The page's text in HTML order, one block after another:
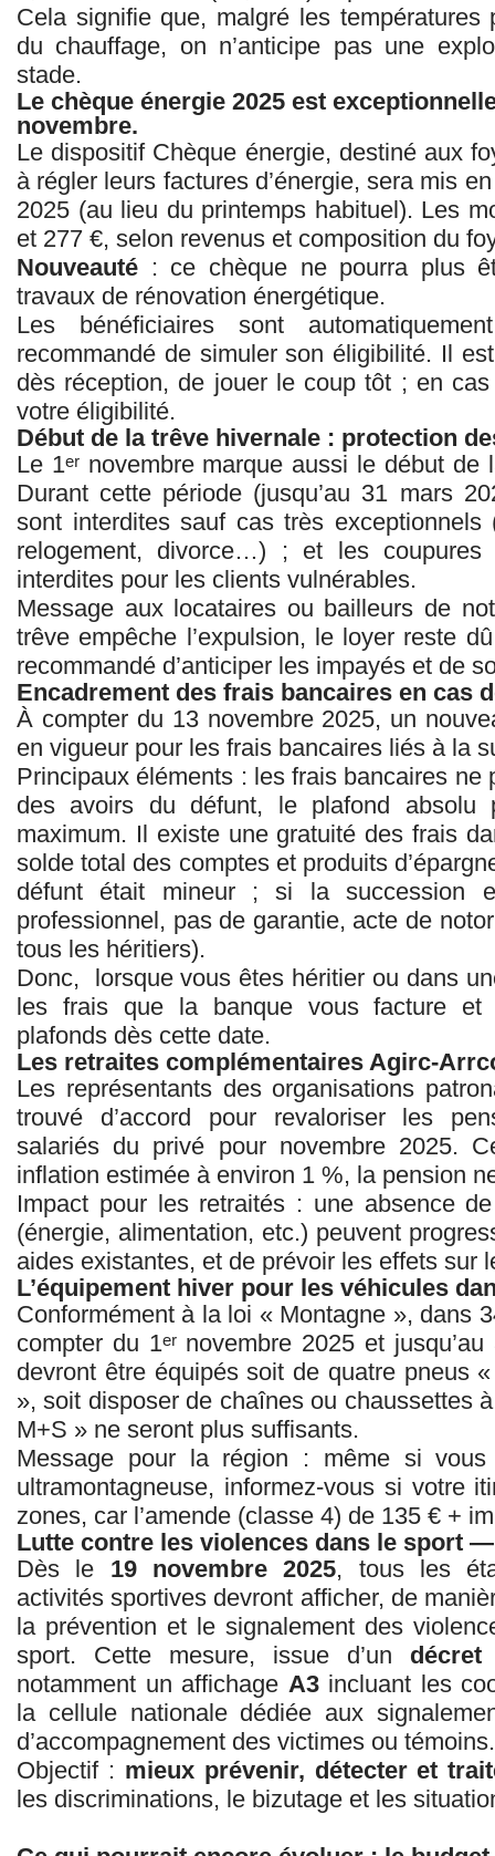
Cela signifie que, malgré les températures
du chauffage, on n’anticipe pas une
stade.
Le chèque énergie 2025 est
novembre.
Le dispositif Chèque énergie, destiné aux
à régler leurs factures d’énergie, sera mis
2025 (au lieu du printemps habituel). Les
et 277 €, selon revenus et composition du
Nouveauté : ce chèque ne pourra plus
travaux de rénovation énergétique.
Les bénéficiaires sont
recommandé de simuler son éligibilité. Il
dès réception, de jouer le coup tôt ; en
votre éligibilité.
Début de la trêve hivernale : protection
Le 1ᵉʳ novembre marque aussi le début
Durant cette période (jusqu’au 31 mars
sont interdites sauf cas très exceptionnels
relogement, divorce…) ; et les coupures
interdites pour les clients vulnérables.
Message aux locataires ou bailleurs de
trêve empêche l’expulsion, le loyer reste
recommandé d’anticiper les impayés et de
Encadrement des frais bancaires en cas
À compter du 13 novembre 2025, un
en vigueur pour les frais bancaires liés à la
Principaux éléments : les frais bancaires ne
des avoirs du défunt, le plafond
maximum. Il existe une gratuité des frais
solde total des comptes et produits
défunt était mineur ; si la succession
professionnel, pas de garantie, acte de
tous les héritiers).
Donc, lorsque vous êtes héritier ou dans
les frais que la banque vous facture et
plafonds dès cette date.
Les retraites complémentaires
Les représentants des organisations
trouvé d’accord pour revaloriser les
salariés du privé pour novembre 2025.
inflation estimée à environ 1 %, la pension
Impact pour les retraités : une absence
(énergie, alimentation, etc.) peuvent
aides existantes, et de prévoir les effets sur
L’équipement hiver pour les véhicules
Conformément à la loi « Montagne », dans
compter du 1ᵉʳ novembre 2025 et
devront être équipés soit de quatre pneus
», soit disposer de chaînes ou chaussettes
M+S » ne seront plus suffisants.
Message pour la région : même si
ultramontagneuse, informez-vous si votre
zones, car l’amende (classe 4) de 135 € +
Lutte contre les violences dans le sport
Dès le 19 novembre 2025, tous les
activités sportives devront afficher, de
la prévention et le signalement des
sport. Cette mesure, issue d’un
notamment un affichage A3incluant les
la cellule nationale dédiée aux
d’accompagnement des victimes ou témoins.
Objectif : mieux prévenir, détecter et
les discriminations, le bizutage et les